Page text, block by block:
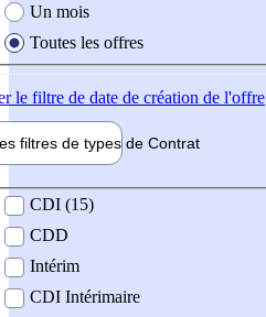
Un mois
Toutes les offres
le filtre de date de création de l'offre
filtres de types de Contrat
contrat
CDI (15)
CDD
Intérim
CDI Intérimaire